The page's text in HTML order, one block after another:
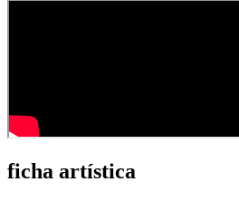
ficha artística